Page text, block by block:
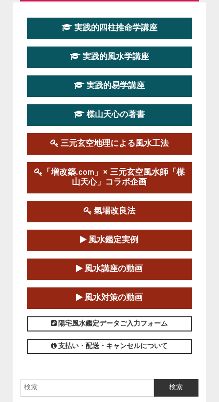
第１９期立命塾『実践的易学講座』
2026-08-22～2026-10-25
第19期立命塾実践的四柱推命学講座
2026-03-20～2026-07-19
第１９期立命塾実践的風水学講座
この講座の募集は終了しました。
陰宅三元玄空風水講座
2025-06-07～2025-06-08
この講座の募集は終了しました。
第１８期立命塾『実践的易学講座』
2025-06-21～2025-08-24
この講座の募集は終了しました。
第１８期立命塾「実践的四柱立命学（四
柱推命学）講座」
2025-01-11～2025-05-11
この講座の募集は終了しました。
実践的四柱推命学講座
実践的風水学講座
実践的易学講座
楳山天心の著書
三元玄空地理による風水工法
「増改築.com」× 三元玄空風水師「楳
山天心」コラボ企画
氣場改良法
風水鑑定実例
風水講座の動画
風水対策の動画
陽宅風水鑑定データご入力フォーム
支払い・配送・キャンセルについて
検索: